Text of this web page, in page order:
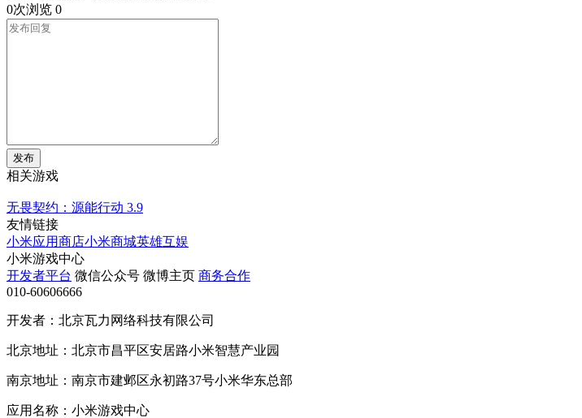
0次浏览 0
发布
相关游戏
无畏契约：源能行动 3.9
友情链接
小米应用商店小米商城英雄互娱
小米游戏中心
开发者平台 微信公众号 微博主页 商务合作
010-60606666
开发者：北京瓦力网络科技有限公司
北京地址：北京市昌平区安居路小米智慧产业园
南京地址：南京市建邺区永初路37号小米华东总部
应用名称：小米游戏中心